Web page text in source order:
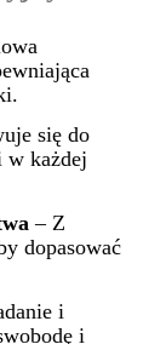
się do
w każdej
– Z
dopasować
i
i